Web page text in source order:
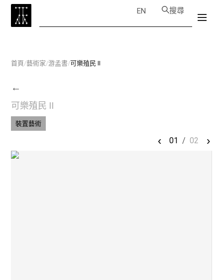
EN 搜尋
首頁/藝術家/游孟書/可樂殖民 II
←
可樂殖民 II
裝置藝術
‹ 01 / 02 ›